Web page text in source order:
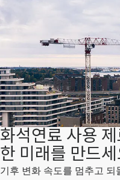
화석연료 사용
한 미래를 만드
기후 변화 속도를 멈추고